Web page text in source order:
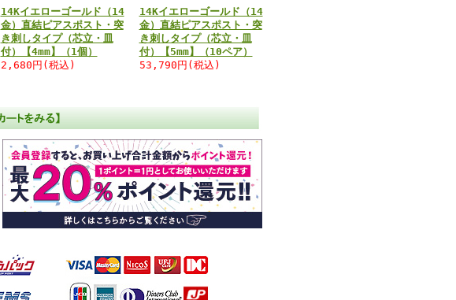
14Kイエローゴールド（14
金）直結ピアスポスト・突
き刺しタイプ（芯立・皿
付）【4mm】（1個）
2,680円(税込)
14Kイエローゴールド（14
金）直結ピアスポスト・突
き刺しタイプ（芯立・皿
付）【5mm】（10ペア）
53,790円(税込)